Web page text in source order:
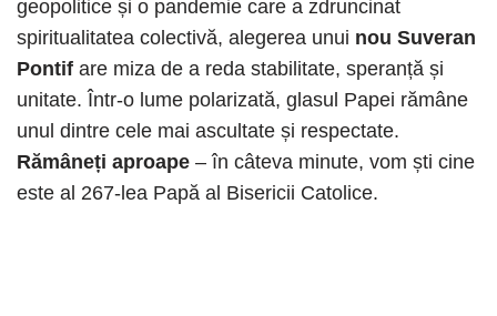
geopolitice și o pandemie care a zdruncinat
spiritualitatea colectivă, alegerea unui nou Suveran
Pontif are miza de a reda stabilitate, speranță și
unitate. Într-o lume polarizată, glasul Papei rămâne
unul dintre cele mai ascultate și respectate.
Rămâneți aproape – în câteva minute, vom ști cine
este al 267-lea Papă al Bisericii Catolice.